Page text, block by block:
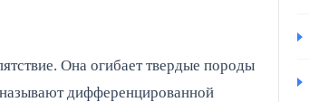
Она огибает твердые породы
дифференцированной